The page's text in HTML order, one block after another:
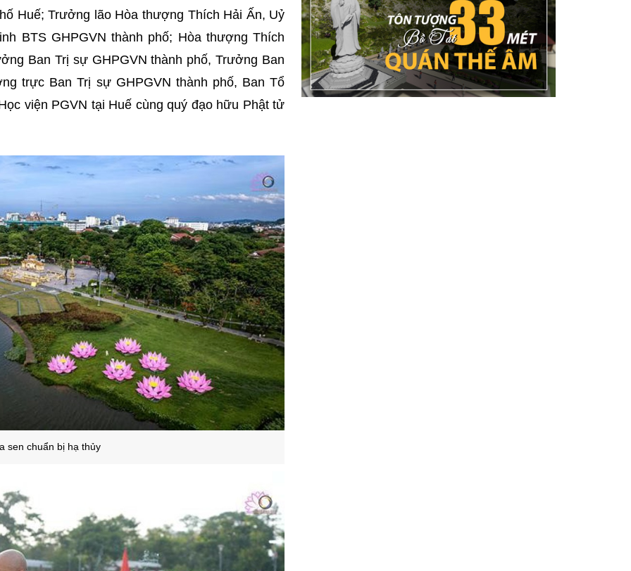
Huế; Trưởng lão Hòa thượng Thích Hải Ấn, Uỷ
BTS GHPGVN thành phố; Hòa thượngThích
Ban Trị sự GHPGVN thành phố, Trưởng Ban
trực Ban Trị sự GHPGVN thành phố, Ban Tổ
viện PGVN tại Huế cùng quý đạo hữu Phật tử
sen chuẩn bị hạ thủy